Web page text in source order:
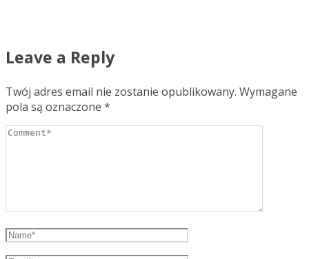
Leave a Reply
Twój adres email nie zostanie opublikowany. Wymagane
pola są oznaczone *